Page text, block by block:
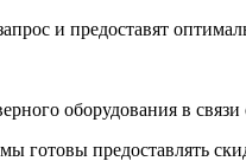
и предоставят
оборудования в
готовы предоставлять